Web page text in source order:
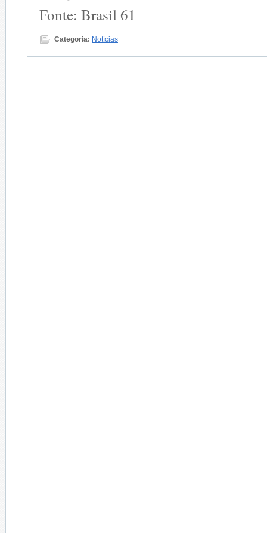
Fonte: Brasil 61
Categoria: Notícias